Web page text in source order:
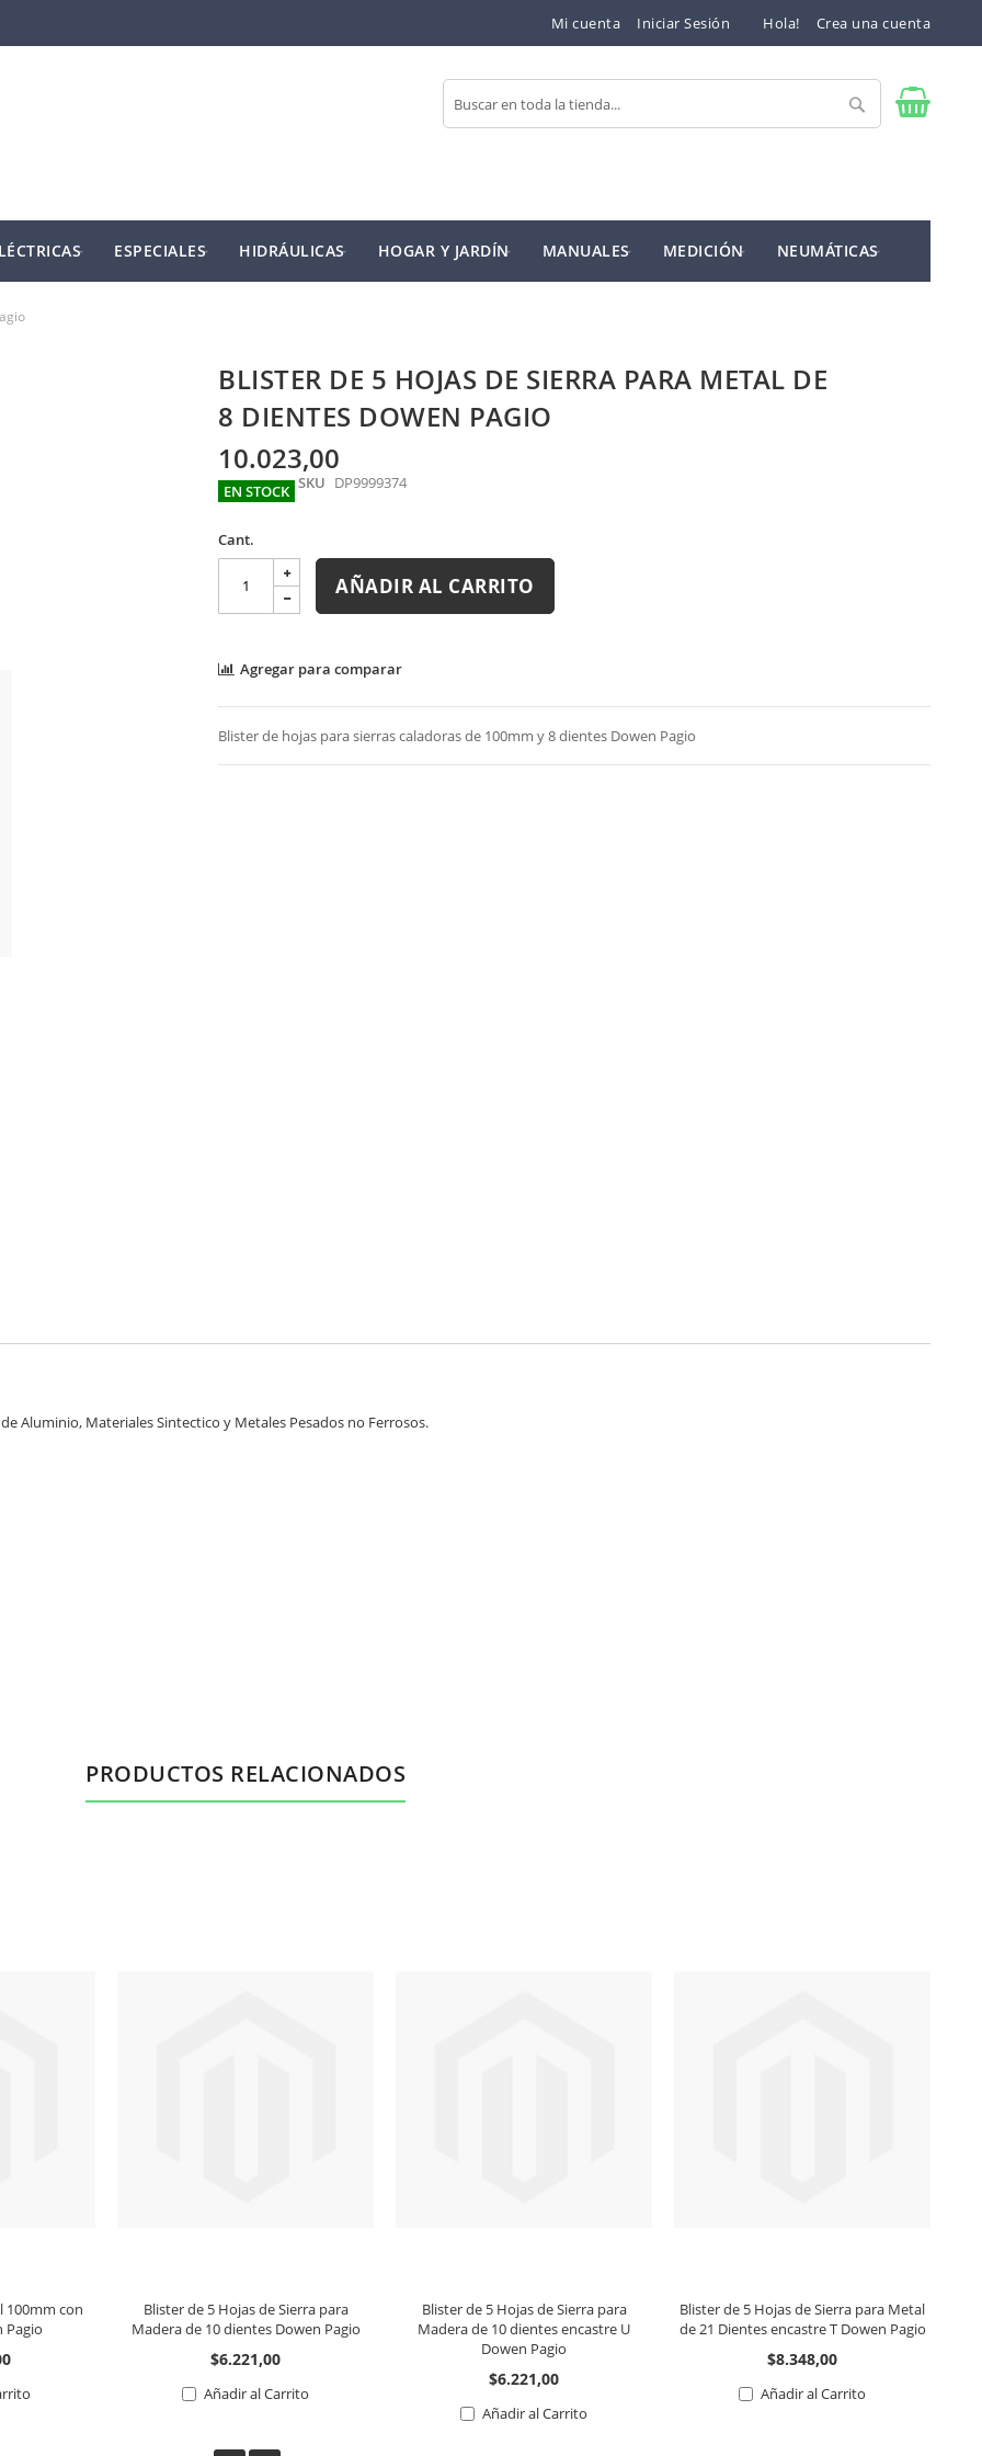
Mi cuenta Iniciar Sesión Hola! Crea una cuenta
Buscar
Buscar
ESPECIALES HIDRÁULICAS HOGAR Y JARDÍN MANUALES MEDICIÓN NEUMÁTICAS
BLISTER DE 5 HOJAS DE SIERRA PARA METAL DE
8 DIENTES DOWEN PAGIO
10.023,00
EN STOCK SKU DP9999374
Cant.
AÑADIR AL CARRITO
Agregar para comparar
Blister de hojas para sierras caladoras de 100mm y 8 dientes Dowen Pagio
Aluminio, Materiales Sintectico y Metales Pesados no Ferrosos.
PRODUCTOS RELACIONADOS
100mm con
Pagio
Blister de 5 Hojas de Sierra para
Madera de 10 dientes Dowen Pagio
$6.221,00
Añadir al Carrito
Blister de 5 Hojas de Sierra para
Madera de 10 dientes encastre U
Dowen Pagio
$6.221,00
Añadir al Carrito
Blister de 5 Hojas de Sierra para Metal
de 21 Dientes encastre T Dowen Pagio
$8.348,00
Añadir al Carrito